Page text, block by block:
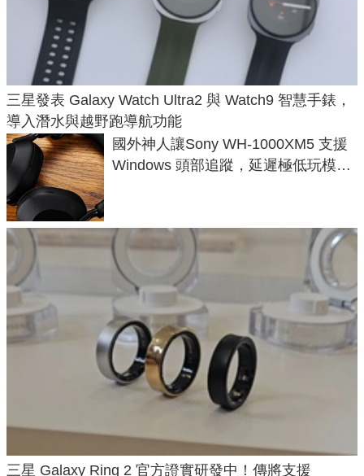
三星發表 Galaxy Watch Ultra2 與 Watch9 智慧手錶，
導入潛水與越野跑導航功能
國外神人讓Sony WH-1000XM5 支援
Windows 頭部追蹤，延遲極低玩模擬
三星 Galaxy Ring 2 官方證實研發中！傳將支援